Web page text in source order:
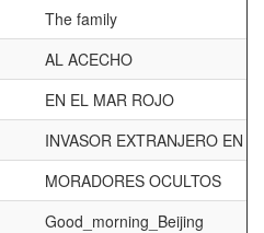
The family
AL ACECHO
EN EL MAR ROJO
INVASOR EXTRANJERO EN
MORADORES OCULTOS
Good_morning_Beijing